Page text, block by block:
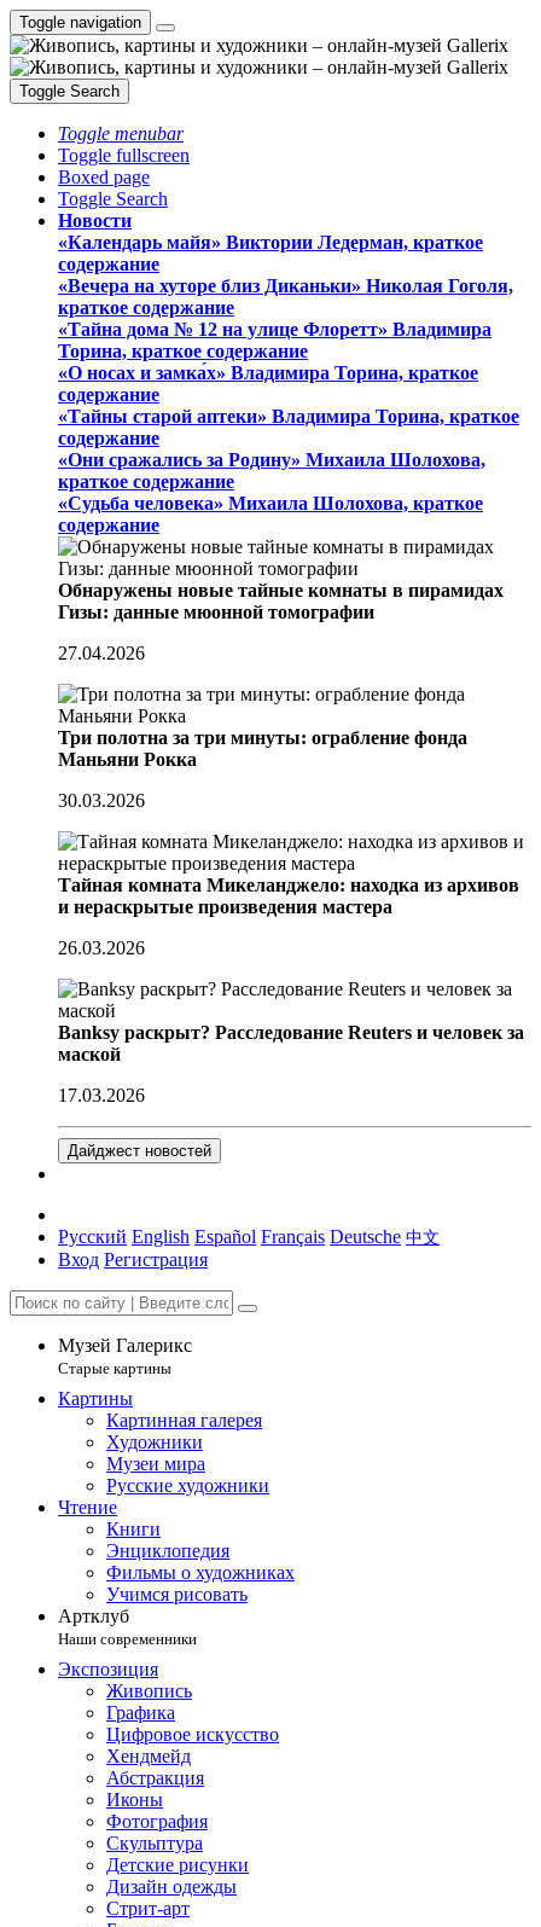
Toggle navigation
Toggle Search
Toggle menubar
Toggle fullscreen
Boxed page
Toggle Search
Новости
«Календарь майя» Виктории Ледерман, краткое
содержание
«Вечера на хуторе близ Диканьки» Николая Гоголя,
краткое содержание
«Тайна дома № 12 на улице Флоретт» Владимира
Торина, краткое содержание
«О носах и замка́х» Владимира Торина, краткое
содержание
«Тайны старой аптеки» Владимира Торина, краткое
содержание
«Они сражались за Родину» Михаила Шолохова,
краткое содержание
«Судьба человека» Михаила Шолохова, краткое
содержание
Обнаружены новые тайные комнаты в пирамидах
Гизы: данные мюонной томографии
27.04.2026
Три полотна за три минуты: ограбление фонда
Маньяни Рокка
30.03.2026
Тайная комната Микеланджело: находка из архивов
и нераскрытые произведения мастера
26.03.2026
Banksy раскрыт? Расследование Reuters и человек за
маской
17.03.2026
Дайджест новостей
Русский English Español Français Deutsche 中文
Вход Регистрация
Музей Галерикс
Старые картины
Картины
Картинная галерея
Художники
Музеи мира
Русские художники
Чтение
Книги
Энциклопедия
Фильмы о художниках
Учимся рисовать
Артклуб
Наши современники
Экспозиция
Живопись
Графика
Цифровое искусство
Хендмейд
Абстракция
Иконы
Фотография
Скульптура
Детские рисунки
Дизайн одежды
Стрит-арт